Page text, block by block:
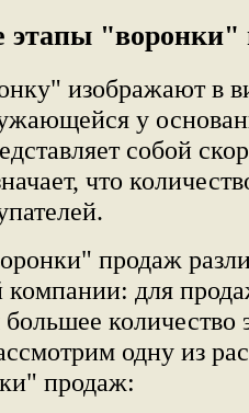
этапы "воронки"
изображают в
у
собой
что
продаж
компании: для
большее количество
одну из
продаж: